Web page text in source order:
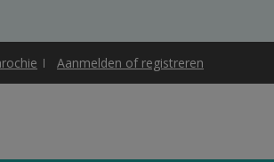
Aanmelden of registreren